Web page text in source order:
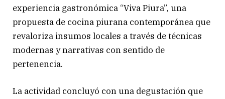
experiencia gastronómica “Viva Piura”, una
propuesta de cocina piurana contemporánea que
revaloriza insumos locales a través de técnicas
modernas y narrativas con sentido de
pertenencia.
La actividad concluyó con una degustación que